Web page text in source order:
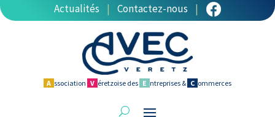
Actualités | Contactez-nous |
A ssociation V éretzoise des E ntreprises & C ommerces